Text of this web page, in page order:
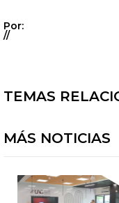
Por:
//
TEMAS
MÁS NOTICIAS